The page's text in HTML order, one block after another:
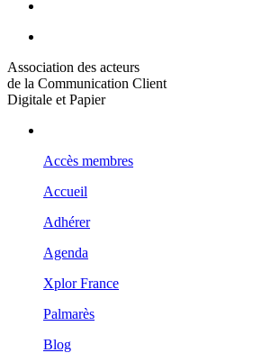
Association des acteurs
de la Communication Client
Digitale et Papier
Accès membres
Accueil
Adhérer
Agenda
Xplor France
Palmarès
Blog